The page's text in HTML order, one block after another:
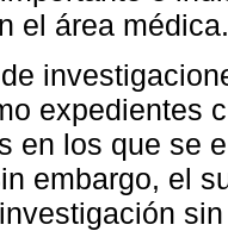
el área médica.
expedientes
en los que se
embargo, el